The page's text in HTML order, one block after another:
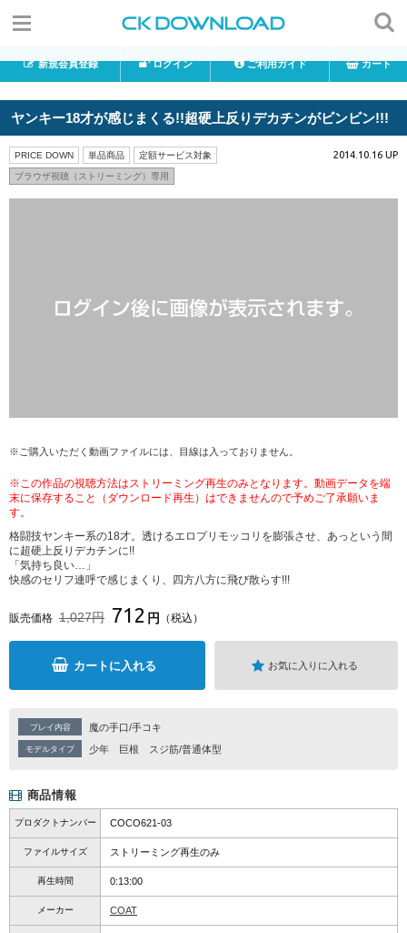
新規会員登録 ログイン ご利用ガイド カート
ヤンキー18才が感じまくる!!超硬上反りデカチンがビンビン!!!
PRICE DOWN 単品商品 定額サービス対象
ブラウザ視聴（ストリーミング）専用
2014.10.16 UP
※ご購入いただく動画ファイルには、目線は入っておりません。
※この作品の視聴方法はストリーミング再生のみとなります。動画データを端
末に保存すること（ダウンロード再生）はできませんので予めご了承願いま
す。
格闘技ヤンキー系の18才。透けるエロプリモッコリを膨張させ、あっという間
に超硬上反りデカチンに!!
「気持ち良い…」
快感のセリフ連呼で感じまくり、四方八方に飛び散らす!!!
販売価格 1,027円 712 円 （税込）
カートに入れる お気に入りに入れる
プレイ内容 魔の手口/手コキ
モデルタイプ 少年 巨根 スジ筋/普通体型
商品情報
プロダクトナンバー COCO621-03
ファイルサイズ ストリーミング再生のみ
再生時間 0:13:00
メーカー COAT